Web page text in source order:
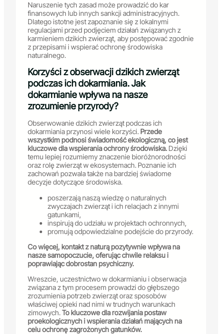
Naruszenie tych zasad może prowadzić do kar
finansowych lub innych sankcji administracyjnych.
Dlatego istotne jest zapoznanie się z lokalnymi
regulacjami przed podjęciem działań związanych z
karmieniem dzikich zwierząt, aby postępować zgodnie
z przepisami i wspierać ochronę środowiska
naturalnego.
Korzyści z obserwacji dzikich zwierząt
podczas ich dokarmiania. Jak
dokarmianie wpływa na nasze
zrozumienie przyrody?
Obserwowanie dzikich zwierząt podczas ich
dokarmiania przynosi wiele korzyści. Przede
wszystkim podnosi świadomość ekologiczną, co jest
kluczowe dla wspierania ochrony środowiska. Dzięki
temu lepiej rozumiemy znaczenie bioróżnorodności
oraz rolę zwierząt w ekosystemach. Poznanie ich
zachowań pozwala także na bardziej świadome
decyzje dotyczące środowiska.
poszerzają naszą wiedzę o naturalnych
zwyczajach zwierząt i ich relacjach z innymi
gatunkami,
inspirują do udziału w projektach ochronnych,
promują odpowiedzialne podejście do przyrody.
Co więcej, kontakt z naturą pozytywnie wpływa na
nasze samopoczucie, oferując chwile relaksu i
poprawiając dobrostan psychiczny.
Wreszcie, uczestnictwo w dokarmianiu i obserwacja
związana z tym procesem prowadzi do głębszego
zrozumienia potrzeb zwierząt oraz sposobów
właściwej opieki nad nimi w trudnych warunkach
zimowych.To kluczowe dla rozwijania postaw
proekologicznych i wspierania działań mających na
celu ochronę zagrożonych gatunków.